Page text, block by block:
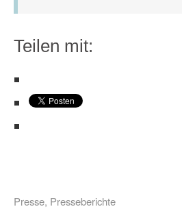
Teilen mit:
Presse, Presseberichte